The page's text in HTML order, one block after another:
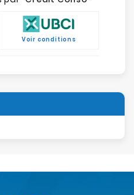
Voir conditions